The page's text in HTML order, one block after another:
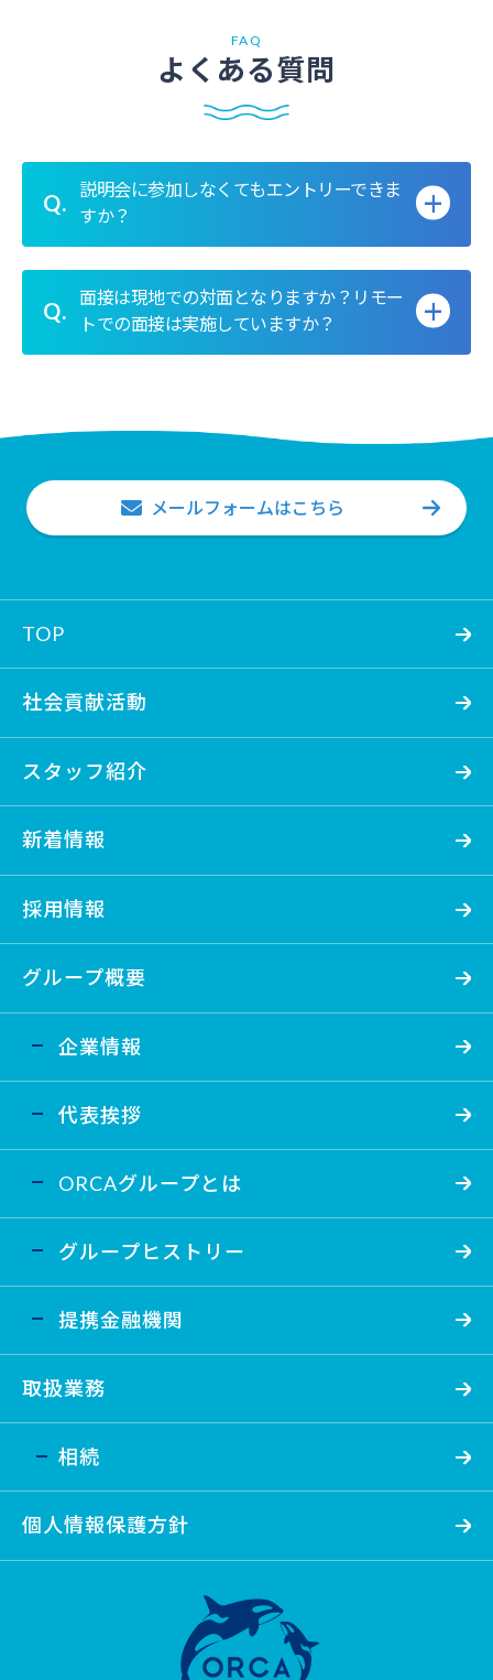
FAQ
よくある質問
Q.
説明会に参加しなくてもエントリーできま
すか？
Q.
面接は現地での対面となりますか？リモー
トでの面接は実施していますか？
メールフォームはこちら
TOP
社会貢献活動
スタッフ紹介
新着情報
採用情報
グループ概要
企業情報
代表挨拶
ORCAグループとは
グループヒストリー
提携金融機関
取扱業務
相続
個人情報保護方針